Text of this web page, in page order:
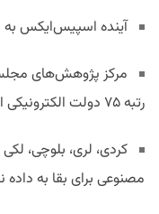
آینده اسپیس‌ایکس
مرکز پژوهش‌های
رتبه ۷۵ دولت الکترونیکی است
کردی، لری، بلوچی،
مصنوعی برای بقا به داده